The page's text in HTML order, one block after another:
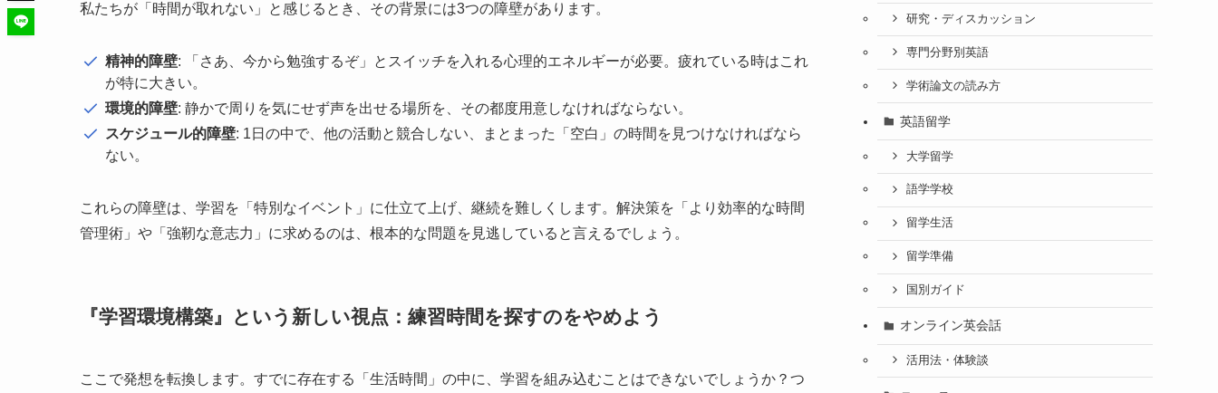
私たちが「時間が取れない」と感じるとき、その背景には3つの障壁があります。
精神的障壁: 「さあ、今から勉強するぞ」とスイッチを入れる心理的エネルギーが必要。疲れている時はこれ
が特に大きい。
環境的障壁: 静かで周りを気にせず声を出せる場所を、その都度用意しなければならない。
スケジュール的障壁: 1日の中で、他の活動と競合しない、まとまった「空白」の時間を見つけなければなら
ない。
これらの障壁は、学習を「特別なイベント」に仕立て上げ、継続を難しくします。解決策を「より効率的な時間
管理術」や「強靭な意志力」に求めるのは、根本的な問題を見逃していると言えるでしょう。
『学習環境構築』という新しい視点：練習時間を探すのをやめよう
ここで発想を転換します。すでに存在する「生活時間」の中に、学習を組み込むことはできないでしょうか？つ
研究・ディスカッション
専門分野別英語
学術論文の読み方
英語留学
大学留学
語学学校
留学生活
留学準備
国別ガイド
オンライン英会話
活用法・体験談